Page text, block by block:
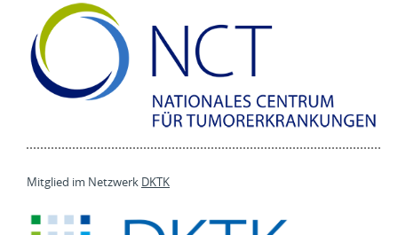
Mitglied im Netzwerk DKTK